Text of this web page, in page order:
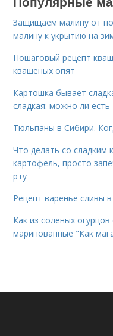
Защищаем малину от
малину к укрытию на
Пошаговый рецепт
квашеных опят
Картошка бывает
сладкая: можно ли есть
Тюльпаны в Сибири.
Что делать со сладким
картофель, просто
рту
Рецепт варенье сливы
Как из соленых
маринованные "Как